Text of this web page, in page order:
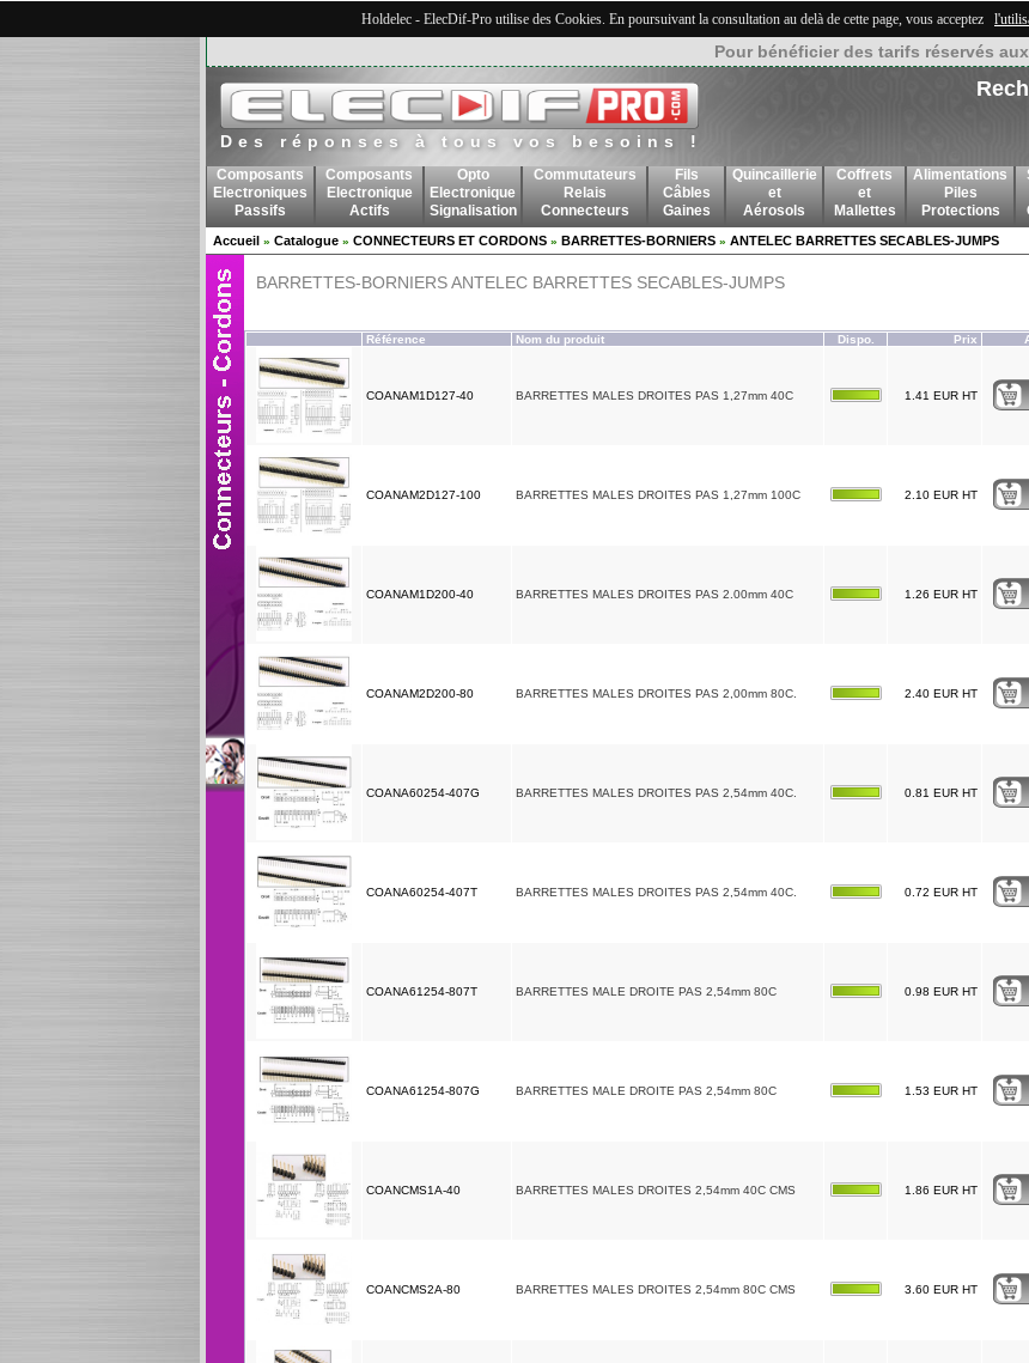
Holdelec - ElecDif-Pro utilise des Cookies. En poursuivant la consultation au delà de cette page, vous acceptez
Pour bénéficier des tarifs réservés
Des réponses à tous vos besoins !
Composants
Electroniques
Passifs
Composants
Electronique
Actifs
Opto
Electronique
Signalisation
Commutateurs
Relais
Connecteurs
Fils
Câbles
Gaines
Quincaillerie
et
Aérosols
Coffrets
et
Mallettes
Alimentations
Piles
Protections
Accueil » Catalogue » CONNECTEURS ET CORDONS » BARRETTES-BORNIERS » ANTELEC BARRETTES SECABLES-JUMPS
BARRETTES-BORNIERS ANTELEC BARRETTES SECABLES-JUMPS
Référence Nom du produit Dispo. Prix
COANAM1D127-40 BARRETTES MALES DROITES PAS 1,27mm 40C 1.41 EUR HT
COANAM2D127-100 BARRETTES MALES DROITES PAS 1,27mm 100C 2.10 EUR HT
COANAM1D200-40 BARRETTES MALES DROITES PAS 2.00mm 40C 1.26 EUR HT
COANAM2D200-80 BARRETTES MALES DROITES PAS 2,00mm 80C. 2.40 EUR HT
COANA60254-407G BARRETTES MALES DROITES PAS 2,54mm 40C. 0.81 EUR HT
COANA60254-407T BARRETTES MALES DROITES PAS 2,54mm 40C. 0.72 EUR HT
COANA61254-807T BARRETTES MALE DROITE PAS 2,54mm 80C 0.98 EUR HT
COANA61254-807G BARRETTES MALE DROITE PAS 2,54mm 80C 1.53 EUR HT
COANCMS1A-40 BARRETTES MALES DROITES 2,54mm 40C CMS 1.86 EUR HT
COANCMS2A-80 BARRETTES MALES DROITES 2,54mm 80C CMS 3.60 EUR HT